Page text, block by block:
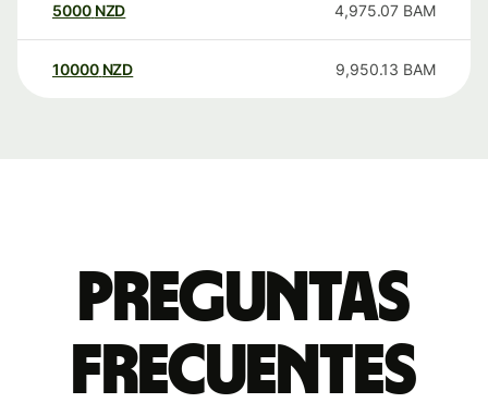
5000 NZD 4,975.07 BAM
10000 NZD 9,950.13 BAM
Preguntas
frecuentes